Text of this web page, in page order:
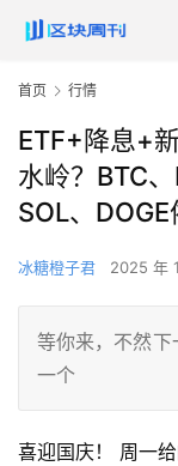
首页 行情
ETF+降息+
水岭？BTC
SOL、DOGE
冰糖橙子君 2025 年
等你来，不然
一个
喜迎国庆！ 周一